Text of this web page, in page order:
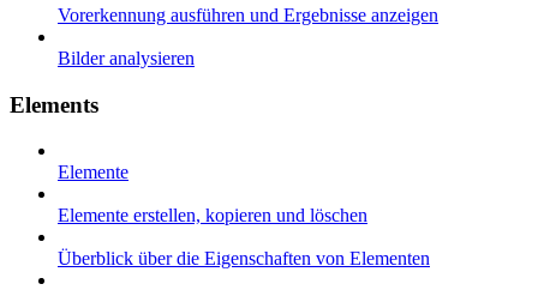
Vorerkennung ausführen und Ergebnisse anzeigen
Bilder analysieren
Elements
Elemente
Elemente erstellen, kopieren und löschen
Überblick über die Eigenschaften von Elementen